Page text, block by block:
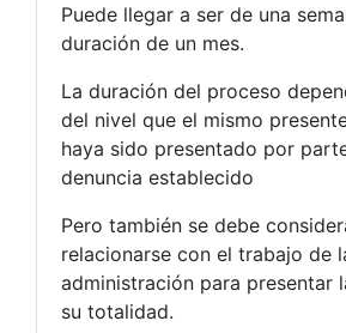
Puede llegar a ser de una
duración de un mes.
La duración del proceso
del nivel que el mismo
haya sido presentado por
denuncia establecido
Pero también se debe
relacionarse con el trabajo de
administración para presentar
su totalidad.